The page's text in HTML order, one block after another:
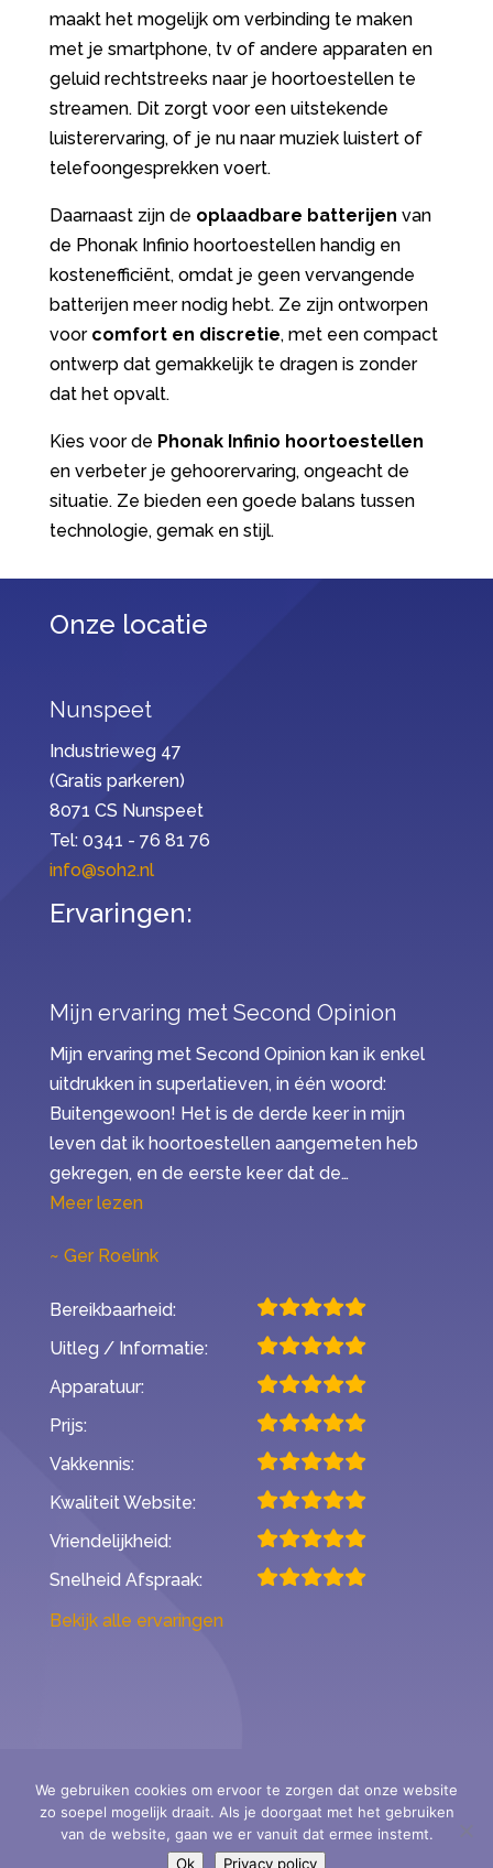
maakt het mogelijk om verbinding te maken
met je smartphone, tv of andere apparaten en
geluid rechtstreeks naar je hoortoestellen te
streamen. Dit zorgt voor een uitstekende
luisterervaring, of je nu naar muziek luistert of
telefoongesprekken voert.
Daarnaast zijn de oplaadbare batterijen van
de Phonak Infinio hoortoestellen handig en
kostenefficiënt, omdat je geen vervangende
batterijen meer nodig hebt. Ze zijn ontworpen
voor comfort en discretie, met een compact
ontwerp dat gemakkelijk te dragen is zonder
dat het opvalt.
Kies voor de Phonak Infinio hoortoestellen
en verbeter je gehoorervaring, ongeacht de
situatie. Ze bieden een goede balans tussen
technologie, gemak en stijl.
Onze locatie
Nunspeet
Industrieweg 47
(Gratis parkeren)
8071 CS Nunspeet
Tel: 0341 - 76 81 76
info@soh2.nl
Ervaringen:
Mijn ervaring met Second Opinion
Mijn ervaring met Second Opinion kan ik enkel
uitdrukken in superlatieven, in één woord:
Buitengewoon! Het is de derde keer in mijn
leven dat ik hoortoestellen aangemeten heb
gekregen, en de eerste keer dat de…
Meer lezen“Mijn ervaring met Second Opinion”
Ger Roelink
Bereikbaarheid:
Uitleg / Informatie:
Apparatuur:
Prijs:
Vakkennis:
Kwaliteit Website:
Vriendelijkheid:
Snelheid Afspraak:
Bekijk alle ervaringen
Second Opinion Hoortoestellen
- StAr erkende audiciens -
We gebruiken cookies om ervoor te zorgen dat onze website
zo soepel mogelijk draait. Als je doorgaat met het gebruiken
van de website, gaan we er vanuit dat ermee instemt.
Ok
Privacy policy